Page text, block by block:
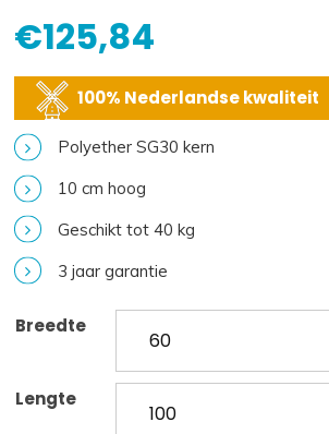
€125,84
100% Nederlandse kwaliteit
Polyether SG30 kern
10 cm hoog
Geschikt tot 40 kg
3 jaar garantie
Breedte
Lengte